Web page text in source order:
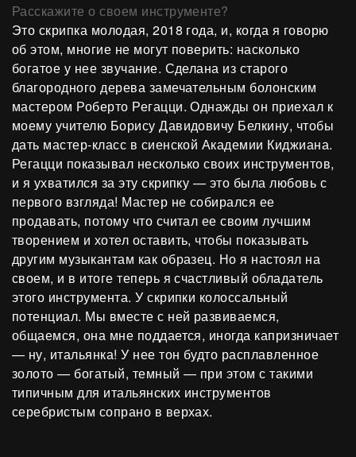
Расскажите о своем инструменте?
Это скрипка молодая, 2018 года, и, когда я говорю
об этом, многие не могут поверить: насколько
богатое у нее звучание. Сделана из старого
благородного дерева замечательным болонским
мастером Роберто Регацци. Однажды он приехал к
моему учителю Борису Давидовичу Белкину, чтобы
дать мастер-класс в сиенской Академии Киджиана.
Регацци показывал несколько своих инструментов,
и я ухватился за эту скрипку — это была любовь с
первого взгляда! Мастер не собирался ее
продавать, потому что считал ее своим лучшим
творением и хотел оставить, чтобы показывать
другим музыкантам как образец. Но я настоял на
своем, и в итоге теперь я счастливый обладатель
этого инструмента. У скрипки колоссальный
потенциал. Мы вместе с ней развиваемся,
общаемся, она мне поддается, иногда капризничает
— ну, итальянка! У нее тон будто расплавленное
золото — богатый, темный — при этом с такими
типичным для итальянских инструментов
серебристым сопрано в верхах.